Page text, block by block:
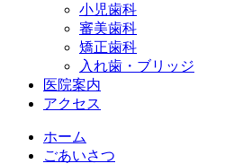
小児歯科
審美歯科
矯正歯科
入れ歯・ブリッジ
医院案内
アクセス
ホーム
ごあいさつ